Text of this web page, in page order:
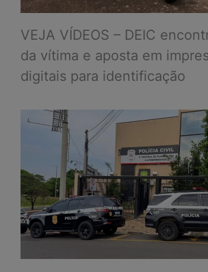
VEJA VÍDEOS – DEIC
da vítima e aposta em
digitais para identificação